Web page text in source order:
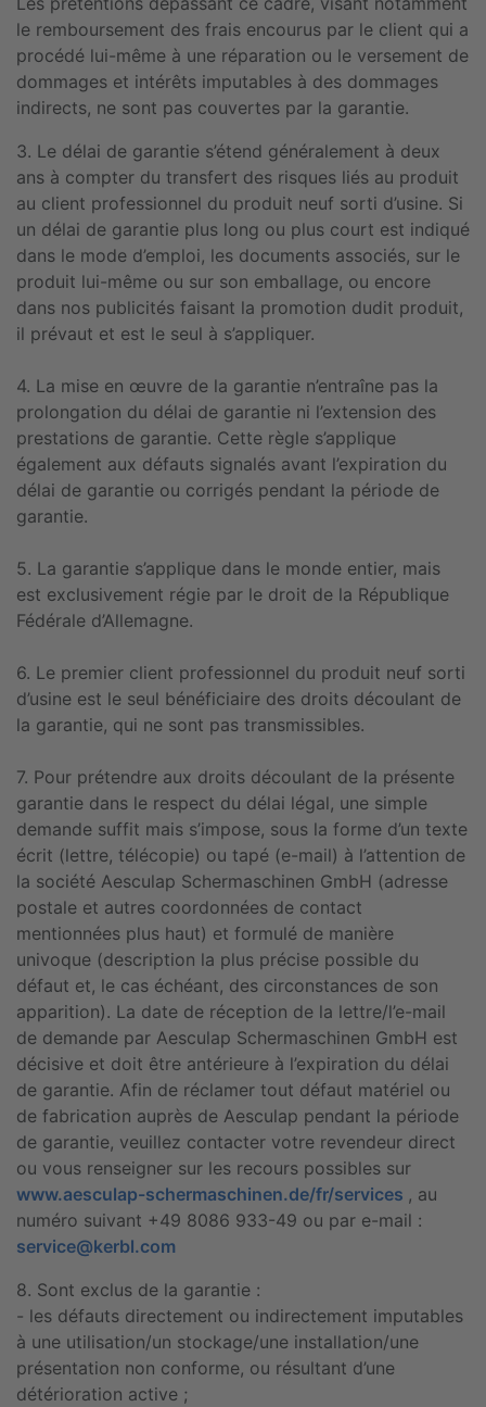
le remboursement des frais encourus par le client qui a
procédé lui-même à une réparation ou le versement de
dommages et intérêts imputables à des dommages
indirects, ne sont pas couvertes par la garantie.
3. Le délai de garantie s’étend généralement à deux
ans à compter du transfert des risques liés au produit
au client professionnel du produit neuf sorti d’usine. Si
un délai de garantie plus long ou plus court est indiqué
dans le mode d’emploi, les documents associés, sur le
produit lui-même ou sur son emballage, ou encore
dans nos publicités faisant la promotion dudit produit,
il prévaut et est le seul à s’appliquer.
4. La mise en œuvre de la garantie n’entraîne pas la
prolongation du délai de garantie ni l’extension des
prestations de garantie. Cette règle s’applique
également aux défauts signalés avant l’expiration du
délai de garantie ou corrigés pendant la période de
garantie.
5. La garantie s’applique dans le monde entier, mais
est exclusivement régie par le droit de la République
Fédérale d’Allemagne.
6. Le premier client professionnel du produit neuf sorti
d’usine est le seul bénéficiaire des droits découlant de
la garantie, qui ne sont pas transmissibles.
7. Pour prétendre aux droits découlant de la présente
garantie dans le respect du délai légal, une simple
demande suffit mais s’impose, sous la forme d’un texte
écrit (lettre, télécopie) ou tapé (e-mail) à l’attention de
la société Aesculap Schermaschinen GmbH (adresse
postale et autres coordonnées de contact
mentionnées plus haut) et formulé de manière
univoque (description la plus précise possible du
défaut et, le cas échéant, des circonstances de son
apparition). La date de réception de la lettre/l’e-mail
de demande par Aesculap Schermaschinen GmbH est
décisive et doit être antérieure à l’expiration du délai
de garantie. Afin de réclamer tout défaut matériel ou
de fabrication auprès de Aesculap pendant la période
de garantie, veuillez contacter votre revendeur direct
ou vous renseigner sur les recours possibles sur
www.aesculap-schermaschinen.de/fr/services , au
numéro suivant +49 8086 933-49 ou par e-mail :
service@kerbl.com
8. Sont exclus de la garantie :
- les défauts directement ou indirectement imputables
à une utilisation/un stockage/une installation/une
présentation non conforme, ou résultant d’une
détérioration active ;